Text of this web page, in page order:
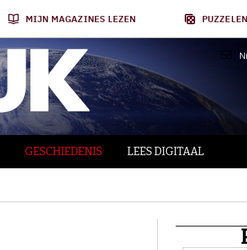
MIJN MAGAZINES LEZEN PUZZELEN
GESCHIEDENIS LEES DIGITAAL